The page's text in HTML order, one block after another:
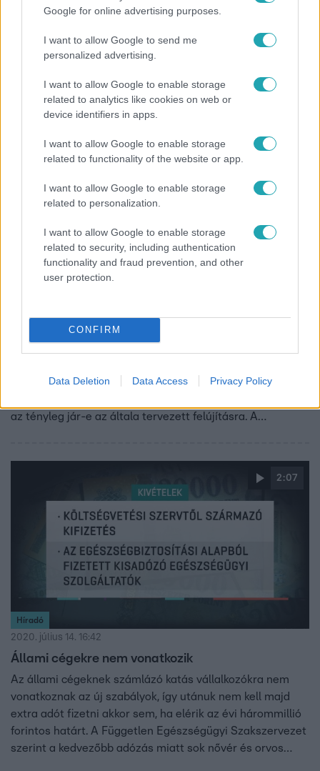
Google for online advertising purposes.
I want to allow Google to send me
personalized advertising.
I want to allow Google to enable storage
related to analytics like cookies on web or
device identifiers in apps.
I want to allow Google to enable storage
related to functionality of the website or app.
I want to allow Google to enable storage
related to personalization.
I want to allow Google to enable storage
related to security, including authentication
functionality and fraud prevention, and other
user protection.
CONFIRM
Data Deletion Data Access Privacy Policy
2022. január 6. 15:08
Olyan hosszú számlát kapott egy férfi a boltban,
hogy újraforgatta vele a Star Wars nyitányát
majomkenyérfányi papírra nyomtatták a számláját.
2:25
Érdemes előre tájékozódni
Híradónak nyilatkozó szakértő azt javasolja: először
az tényleg jár-e az általa tervezett felújításra. A
2:07
Híradó
2020. július 14. 16:42
Állami cégekre nem vonatkozik
Az állami cégeknek számlázó katás vállalkozókra nem
vonatkoznak az új szabályok, így utánuk nem kell majd
extra adót fizetni akkor sem, ha elérik az évi hárommillió
forintos határt. A Független Egészségügyi Szakszervezet
szerint a kedvezőbb adózás miatt sok nővér és orvos